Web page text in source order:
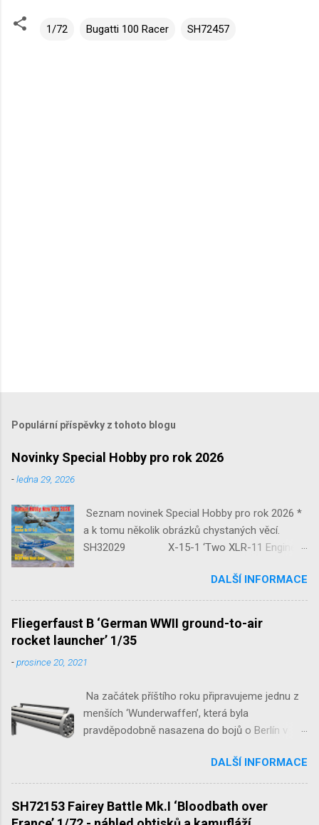
1/72 Bugatti 100 Racer SH72457
Populární příspěvky z tohoto blogu
Novinky Special Hobby pro rok 2026
-ledna 29, 2026
Seznam novinek Special Hobby pro rok 2026 *
a k tomu několik obrázků chystaných věcí.
SH32029 X-15-1 ‘Two XLR-11 Engines’
‘Guardians of Sion’ 1/32 SH32092
JB-2 Loon ‘US Version of V-1 Missile’
1/32 1/32 SH48052 Seafire
Mk.III 1/48 reissue SH48160
Baltimore Mk.I 1/48 ...
DALŠÍ INFORMACE
Fliegerfaust B ‘German WWII ground-to-air
rocket launcher’ 1/35
-prosince 20, 2021
Na začátek příštího roku připravujeme jednu z
menších ‘Wunderwaffen’, která byla
pravděpodobně nasazena do bojů o Berlín v
raketovou protiletadlovou zbraň. V setu 3148
detailní odlitky této zbraně, v měřítku 1/35,
doplní leptané popruhy nábojových schránek.
DALŠÍ INFORMACE
SH72153 Fairey Battle Mk.I ‘Bloodbath over